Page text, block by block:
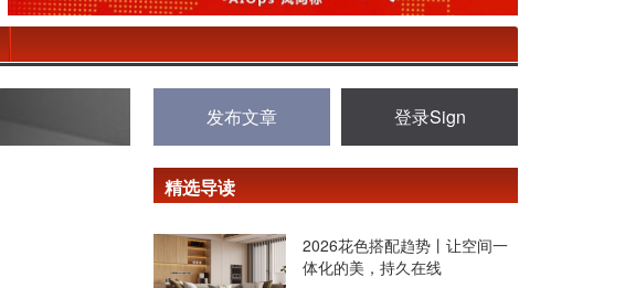
发布文章 登录Sign
精选导读
2026花色搭配趋势丨让空间一
体化的美，持久在线